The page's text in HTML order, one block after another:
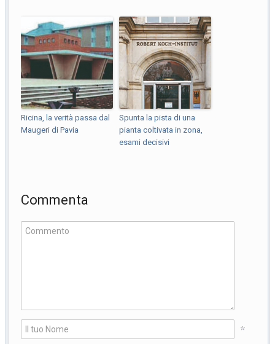
Ricina, la verità passa dal
Maugeri di Pavia
Spunta la pista di una
pianta coltivata in zona,
esami decisivi
Commenta
*